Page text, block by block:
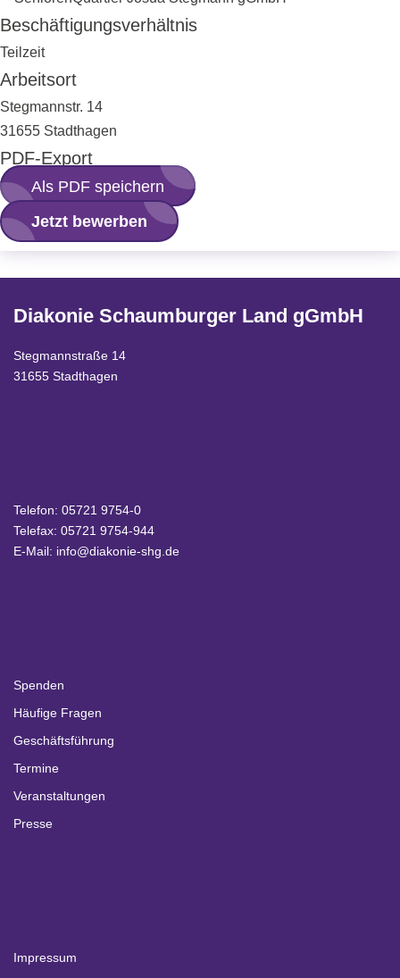
Beschäftigungsverhältnis
Teilzeit
Arbeitsort
Stegmannstr. 14
31655 Stadthagen
PDF-Export
Als PDF speichern
Jetzt bewerben
Diakonie Schaumburger Land gGmbH
Stegmannstraße 14
31655 Stadthagen
Telefon: 05721 9754-0
Telefax: 05721 9754-944
E-Mail: info@diakonie-shg.de
Spenden
Häufige Fragen
Geschäftsführung
Termine
Veranstaltungen
Presse
Impressum